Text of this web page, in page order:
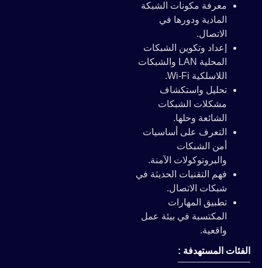
معرفة مكونات الشبكة
المادية ودورها في
الاتصال.
إعداد وتكوين الشبكات
المحلية LAN والشبكات
اللاسلكية Wi-Fi.
تحليل واستكشاف
مشكلات الشبكات
الشائعة وحلها.
التعرف على أساسيات
أمن الشبكات
والبروتوكولات الآمنة.
فهم التقنيات الحديثة في
شبكات الاتصال.
تطبيق المهارات
المكتسبة في بيئة عمل
واقعية.
الفئات المستهدفة :